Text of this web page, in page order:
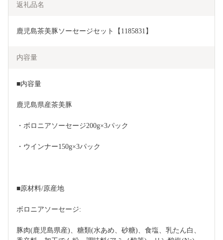
返礼品名
鹿児島茶美豚ソーセージセット【1185831】
内容量
■内容量
鹿児島県産茶美豚
・ボロニアソーセージ200g×3パック
・ウインナー150g×3パック
■原材料/原産地
ボロニアソーセージ:
豚肉(鹿児島県産)、糖類(水あめ、砂糖)、食塩、乳たん白、